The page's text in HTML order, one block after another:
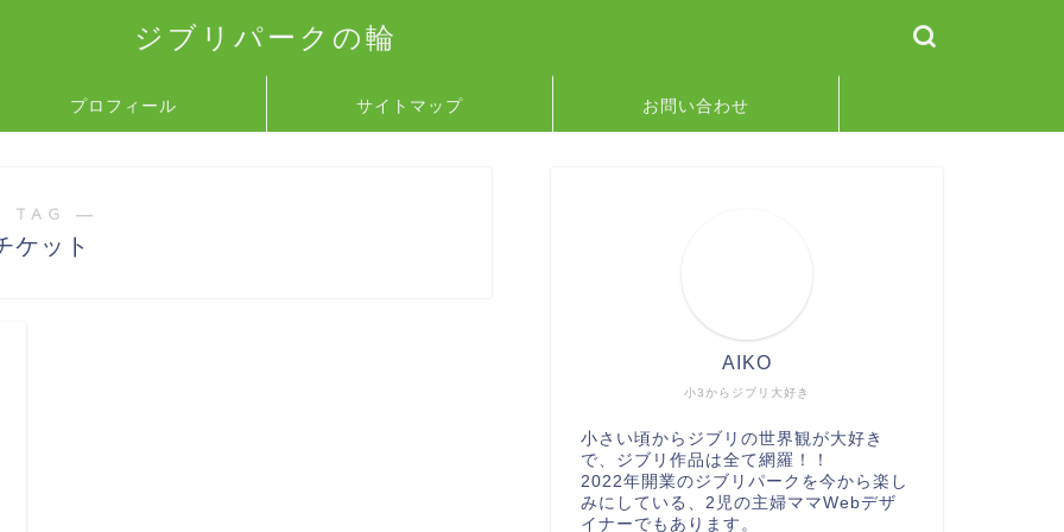
ジブリパークの輪
プロフィール サイトマップ お問い合わせ
TAG ―
ケット
小3からジブリ大好き
AIKO
小さい頃からジブリの世界観が大好き
で、ジブリ作品は全て網羅！！
2022年開業のジブリパークを今から楽し
みにしている、2児の主婦ママWebデザ
イナーでもあります。